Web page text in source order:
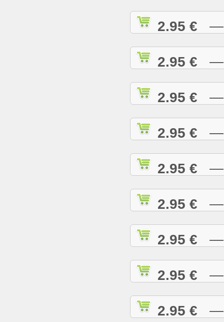
2.95 € —
2.95 € —
2.95 € —
2.95 € —
2.95 € —
2.95 € —
2.95 € —
2.95 € —
2.95 € —